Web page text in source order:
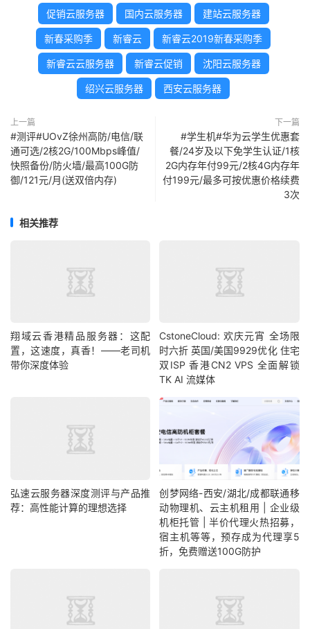
促销云服务器 国内云服务器 建站云服务器
新春采购季 新睿云 新睿云2019新春采购季
新睿云云服务器 新睿云促销 沈阳云服务器
绍兴云服务器 西安云服务器
上一篇
#测评#UOvZ徐州高防/电信/联
通可选/2核2G/100Mbps峰值/
快照备份/防火墙/最高100G防
御/121元/月(送双倍内存)
下一篇
#学生机#华为云学生优惠套
餐/24岁及以下免学生认证/1核
2G内存年付99元/2核4G内存年
付199元/最多可按优惠价格续费
3次
相关推荐
翔域云香港精品服务器：这配
置，这速度，真香！——老司机
带你深度体验
CstoneCloud: 欢庆元宵 全场限
时六折 英国/美国9929优化 住宅
双ISP 香港CN2 VPS 全面解锁
TK AI 流媒体
弘速云服务器深度测评与产品推
荐：高性能计算的理想选择
创梦网络-西安/湖北/成都联通移
动物理机、云主机租用 | 企业级
机柜托管 | 半价代理火热招募，
宿主机等等，预存成为代理享5
折，免费赠送100G防护